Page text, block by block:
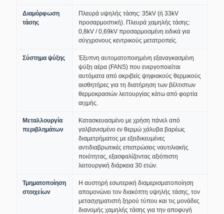
Διαμόρφωση
τάσης
Πλευρά υψηλής τάσης: 35kV (ή 33kV
προσαρμοστική). Πλευρά χαμηλής τάσης:
0,8kV / 0,69kV προσαρμοσμένη ειδικά για
σύγχρονους κεντρικούς μετατροπείς.
Σύστημα ψύξης
Έξυπνη αυτοματοποιημένη εξαναγκασμένη
ψύξη αέρα (FANS) που ενεργοποιείται
αυτόματα από ακριβείς ψηφιακούς θερμικούς
αισθητήρες για τη διατήρηση των βέλτιστων
θερμοκρασιών λειτουργίας κάτω από φορτία
αιχμής.
Μεταλλουργία
περιβλημάτων
Κατασκευασμένο με χρήση πάνελ από
γαλβανισμένο εν θερμώ χάλυβα βαρέως
διαμετρήματος με εξειδικευμένες
αντιδιαβρωτικές επιστρώσεις ναυτιλιακής
ποιότητας, εξασφαλίζοντας αξιόπιστη
λειτουργική διάρκεια 30 ετών.
Τμηματοποίηση
στοιχείων
Η αυστηρή εσωτερική διαμερισματοποίηση
απομονώνει τον διακόπτη υψηλής τάσης, τον
μετασχηματιστή ξηρού τύπου και τις μονάδες
διανομής χαμηλής τάσης για την αποφυγή